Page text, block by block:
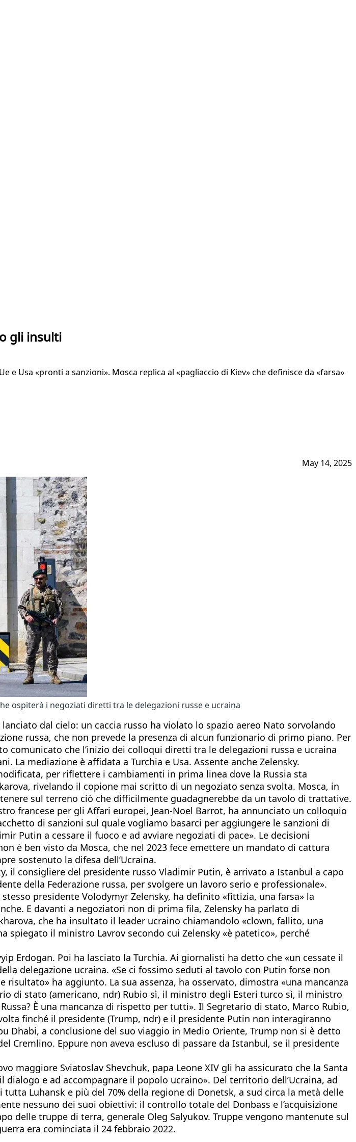
gli insulti
Usa «pronti a sanzioni». Mosca replica al «pagliaccio di Kiev» che definisce da «farsa»
May 14, 2025
ospiterà i negoziati diretti tra le delegazioni russe e ucraina
dal cielo: un caccia russo ha violato lo spazio aereo Nato sorvolando
russa, che non prevede la presenza di alcun funzionario di primo piano. Per
che l’inizio dei colloqui diretti tra le delegazioni russa e ucraina
mediazione è affidata a Turchia e Usa. Assente anche Zelensky.
per riflettere i cambiamenti in prima linea dove la Russia sta
rivelando il copione mai scritto di un negoziato senza svolta. Mosca, in
sul terreno ciò che difficilmente guadagnerebbe da un tavolo di trattative.
francese per gli Affari europei, Jean-Noel Barrot, ha annunciato un colloquio
di sanzioni sul quale vogliamo basarci per aggiungere le sanzioni di
Putin a cessare il fuoco e ad avviare negoziati di pace». Le decisioni
è ben visto da Mosca, che nel 2023 fece emettere un mandato di cattura
sostenuto la difesa dell’Ucraina.
il consigliere del presidente russo Vladimir Putin, è arrivato a Istanbul a capo
della Federazione russa, per svolgere un lavoro serio e professionale».
presidente Volodymyr Zelensky, ha definito «fittizia, una farsa» la
E davanti a negoziatori non di prima fila, Zelensky ha parlato di
che ha insultato il leader ucraino chiamandolo «clown, fallito, una
spiegato il ministro Lavrov secondo cui Zelensky «è patetico», perché
Erdogan. Poi ha lasciato la Turchia. Ai giornalisti ha detto che «un cessate il
delegazione ucraina. «Se ci fossimo seduti al tavolo con Putin forse non
ha aggiunto. La sua assenza, ha osservato, dimostra «una mancanza
di stato (americano, ndr) Rubio sì, il ministro degli Esteri turco sì, il ministro
È una mancanza di rispetto per tutti». Il Segretario di stato, Marco Rubio,
finché il presidente (Trump, ndr) e il presidente Putin non interagiranno
Dhabi, a conclusione del suo viaggio in Medio Oriente, Trump non si è detto
Cremlino. Eppure non aveva escluso di passare da Istanbul, se il presidente
maggiore Sviatoslav Shevchuk, papa Leone XIV gli ha assicurato che la Santa
e ad accompagnare il popolo ucraino». Del territorio dell’Ucraina, ad
Luhansk e più del 70% della regione di Donetsk, a sud circa la metà delle
nessuno dei suoi obiettivi: il controllo totale del Donbass e l’acquisizione
delle truppe di terra, generale Oleg Salyukov. Truppe vengono mantenute sul
era cominciata il 24 febbraio 2022.